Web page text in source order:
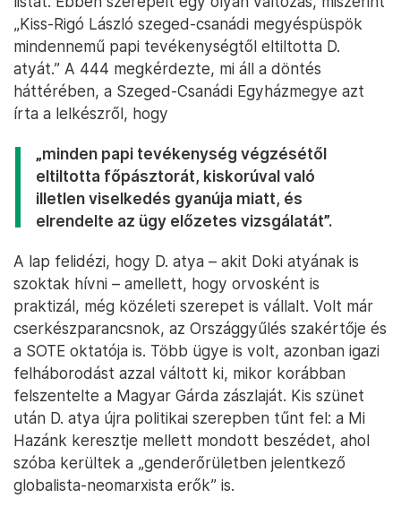
„Kiss-Rigó László szeged-csanádi megyéspüspök
mindennemű papi tevékenységtől eltiltotta D.
atyát.” A 444 megkérdezte, mi áll a döntés
háttérében, a Szeged-Csanádi Egyházmegye azt
írta a lelkészről, hogy
„minden papi tevékenység végzésétől
eltiltotta főpásztorát, kiskorúval való
illetlen viselkedés gyanúja miatt, és
elrendelte az ügy előzetes vizsgálatát”.
A lap felidézi, hogy D. atya – akit Doki atyának is
szoktak hívni – amellett, hogy orvosként is
praktizál, még közéleti szerepet is vállalt. Volt már
cserkészparancsnok, az Országgyűlés szakértője és
a SOTE oktatója is. Több ügye is volt, azonban igazi
felháborodást azzal váltott ki, mikor korábban
felszentelte a Magyar Gárda zászlaját. Kis szünet
után D. atya újra politikai szerepben tűnt fel: a Mi
Hazánk keresztje mellett mondott beszédet, ahol
szóba kerültek a „genderőrületben jelentkező
globalista-neomarxista erők” is.